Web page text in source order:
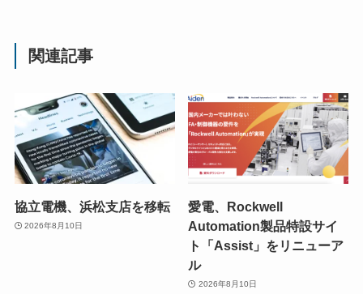
関連記事
協立電機、浜松支店を移転
2026年8月10日
愛電、Rockwell
Automation製品特設サイ
ト「Assist」をリニューア
ル
2026年8月10日